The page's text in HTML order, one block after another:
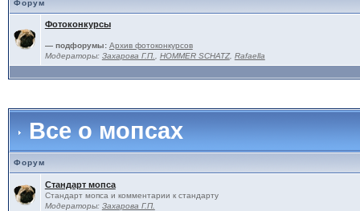
Форум
Фотоконкурсы
— подфорумы: Архив фотоконкурсов
Модераторы: Захарова Г.П. HOMMER SCHATZ, Rafaella
Все о мопсах
Форум
Стандарт мопса
Стандарт мопса и комментарии к стандарту
Модераторы: Захарова Г.П.